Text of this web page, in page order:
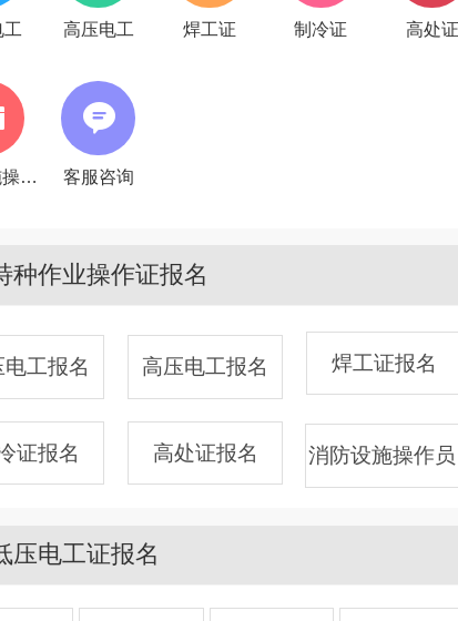
高压电工 焊工证 制冷证 高处证
消防设施操作员 客服咨询
种作业操作证报名
工报名 高压电工报名 焊工证报名
证报名 高处证报名 消防设施操作员
压电工证报名